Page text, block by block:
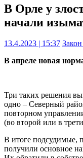
В Орле у
начали
13.4.2023 | 15:37
В апреле новая
Три таких решения
одно – Северный
повторном
(во второй или в
В итоге подсудимые,
получили основное